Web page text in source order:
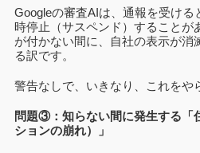
Googleの審査AIは、通報を受け
時停止（サスペンド）することが
が付かない間に、自社の表示が消
る訳です。
警告なしで、いきなり、これをや
問題③：知らない間に発生する「
ションの崩れ）」